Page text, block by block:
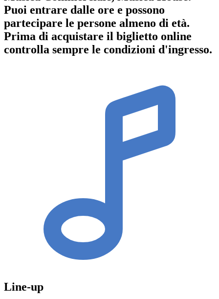
Puoi entrare dalle ore e possono
partecipare le persone almeno di età.
Prima di acquistare il biglietto online
controlla sempre le condizioni d'ingresso.
Line-up